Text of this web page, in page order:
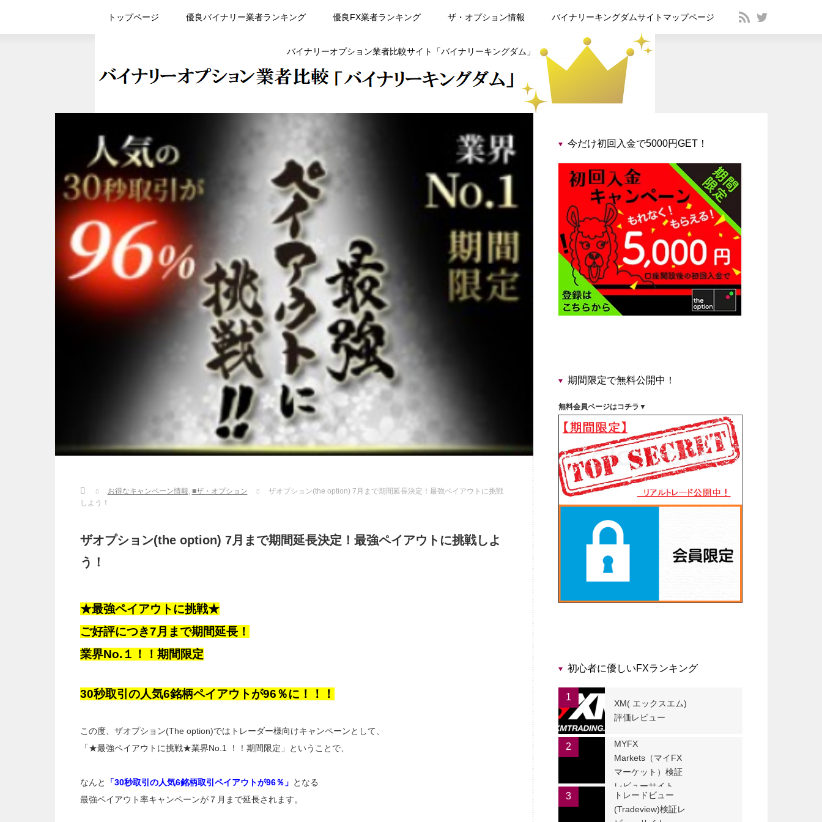
トップページ 優良バイナリー業者ランキング 優良FX業者ランキング ザ・オプション情報 バイナリーキングダムサイトマップページ
バイナリーオプション業者比較サイト「バイナリーキングダム」
Home お得なキャンペーン情報 ■ザ・オプション
ザオプション(the option) 7月まで期間延長決定！最強ペイアウトに挑戦
しよう！
ザオプション(the option) 7月まで期間延長決定！最強ペイアウトに挑戦しよ
う！
★最強ペイアウトに挑戦★
ご好評につき7月まで期間延長！
業界No.１！！期間限定
30秒取引の人気6銘柄ペイアウトが96％に！！！
この度、ザオプション(The option)ではトレーダー様向けキャンペーンとして、
「★最強ペイアウトに挑戦★業界No.1 ！！期間限定」ということで、
なんと 「30秒取引の人気6銘柄取引ペイアウトが96％」 となる
最強ペイアウト率キャンペーンが７月まで延長されます。
今だけ初回入金で5000円GET！
期間限定で無料公開中！
無料会員ページはコチラ▼
初心者に優しいFXランキング
1
XM( エックスエム)
評価レビュー
2
MYFX
Markets（マイFX
マーケット）検証
レビューサイト
3
トレードビュー
(Tradeview)検証レ